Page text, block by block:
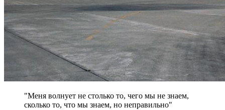
"Меня волнует не столько то, чего мы не знаем,
сколько то, что мы знаем, но неправильно"